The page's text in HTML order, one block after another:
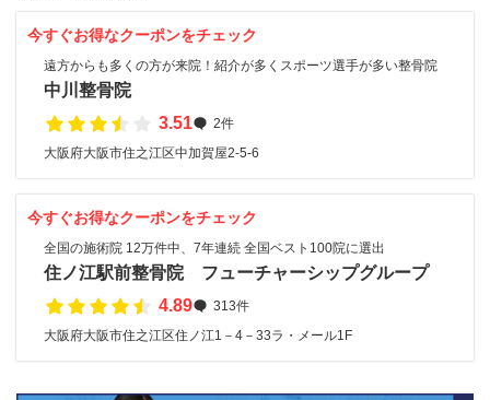
今すぐお得なクーポンをチェック
遠方からも多くの方が来院！紹介が多くスポーツ選手が多い整骨院
中川整骨院
3.51
2件
大阪府大阪市住之江区中加賀屋2-5-6
今すぐお得なクーポンをチェック
全国の施術院 12万件中、7年連続 全国ベスト100院に選出
住ノ江駅前整骨院 フューチャーシップグループ
4.89
313件
大阪府大阪市住之江区住ノ江1－4－33ラ・メール1F